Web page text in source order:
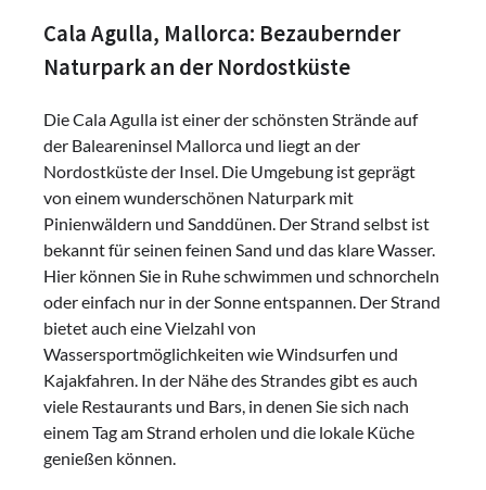
Cala Agulla, Mallorca: Bezaubernder
Naturpark an der Nordostküste
Die Cala Agulla ist einer der schönsten Strände auf
der Baleareninsel Mallorca und liegt an der
Nordostküste der Insel. Die Umgebung ist geprägt
von einem wunderschönen Naturpark mit
Pinienwäldern und Sanddünen. Der Strand selbst ist
bekannt für seinen feinen Sand und das klare Wasser.
Hier können Sie in Ruhe schwimmen und schnorcheln
oder einfach nur in der Sonne entspannen. Der Strand
bietet auch eine Vielzahl von
Wassersportmöglichkeiten wie Windsurfen und
Kajakfahren. In der Nähe des Strandes gibt es auch
viele Restaurants und Bars, in denen Sie sich nach
einem Tag am Strand erholen und die lokale Küche
genießen können.